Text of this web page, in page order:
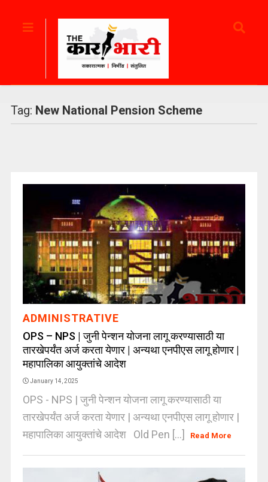
Tag: New National Pension Scheme
ADMINISTRATIVE
OPS – NPS | जुनी पेन्शन योजना लागू करण्यासाठी या
तारखेपर्यंत अर्ज करता येणार | अन्यथा एनपीएस लागू होणार |
महापालिका आयुक्तांचे आदेश
January 14, 2025
OPS - NPS | जुनी पेन्शन योजना लागू करण्यासाठी या
तारखेपर्यंत अर्ज करता येणार | अन्यथा एनपीएस लागू होणार |
महापालिका आयुक्तांचे आदेश Old Pen [...]
Read More